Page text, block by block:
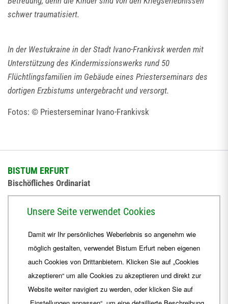
schwer traumatisiert.
In der Westukraine in der Stadt Ivano-Frankivsk werden mit
Unterstützung des Kindermissionswerks rund 50
Flüchtlingsfamilien im Gebäude eines Priesterseminars des
dortigen Erzbistums untergebracht und versorgt.
Fotos: © Priesterseminar Ivano-Frankivsk
BISTUM ERFURT
Bischöfliches Ordinariat
+49 361 6572-444
ordinariat Bistum-Erfurt.de
Unsere Seite verwendet Cookies
Damit wir Ihr persönliches Weberlebnis so angenehm wie
möglich gestalten, verwendet Bistum Erfurt neben eigenen
auch Cookies von Drittanbietern. Klicken Sie auf „Cookies
akzeptieren“ um alle Cookies zu akzeptieren und direkt zur
Website weiter navigiert zu werden, oder klicken Sie auf